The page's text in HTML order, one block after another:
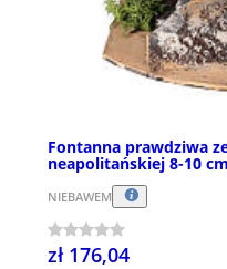
Fontanna prawdziwa
neapolitańskiej 8-10 cm
NIEBAWEM
zł 176,04